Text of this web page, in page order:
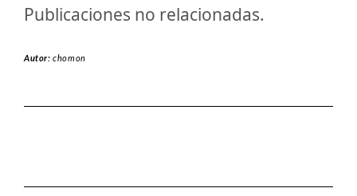
Publicaciones no relacionadas.
Autor:chomon